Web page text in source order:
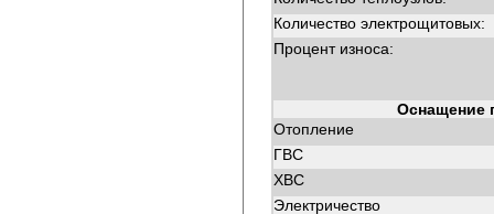
Количество электрощитовых:
Процент износа:
Оснащение
Отопление
ГВС
ХВС
Электричество